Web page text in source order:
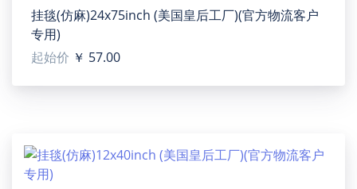
该图片展示效果仅供参考，最终效果以实物为准！由于
生产批次、机器设备等客观因素原因，难以避免或将存
在微小色差、位置及大小等误差，如遇以上问题均属于
正常现象，将不予纳入售后处理范畴。
(QUE)
【Type】Acrylic surface, 4''(W) x 6''(H).
挂毯(仿麻)24x75inch (美国皇后工厂)(官方物流客户
专用)
起始价 ￥ 57.00